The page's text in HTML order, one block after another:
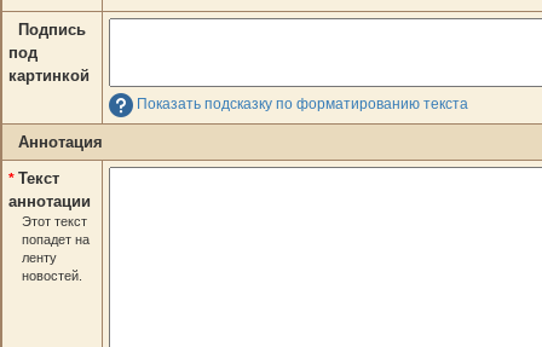
Подпись
под
картинкой
Показать подсказку по форматированию текста
Аннотация
* Текст
аннотации
Этот текст
попадет на
ленту
новостей.